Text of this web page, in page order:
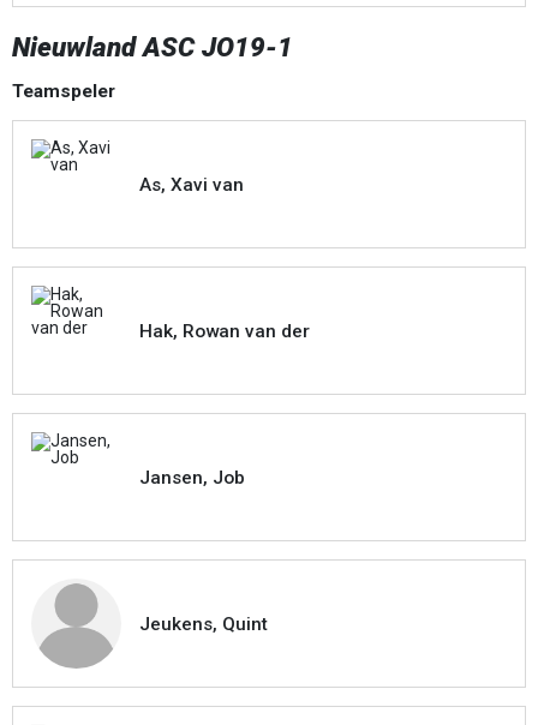
Nieuwland ASC JO19-1
Teamspeler
As, Xavi van
Hak, Rowan van der
Jansen, Job
Jeukens, Quint